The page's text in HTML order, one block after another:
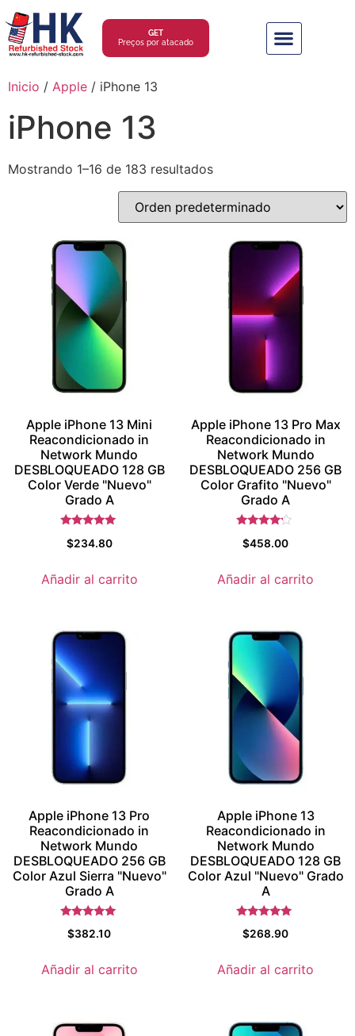
GET
Preços por atacado
Inicio / Apple / iPhone 13
iPhone 13
Mostrando 1–16 de 183 resultados
Apple iPhone 13 Mini
Reacondicionado in
Network Mundo
DESBLOQUEADO 128 GB
Color Verde "Nuevo"
Grado A
5.5
$234.80
Añadir al carrito
Apple iPhone 13 Pro Max
Reacondicionado in
Network Mundo
DESBLOQUEADO 256 GB
Color Grafito "Nuevo"
Grado A
con
$458.00
Añadir al carrito
Apple iPhone 13 Pro
Reacondicionado in
Network Mundo
DESBLOQUEADO 256 GB
Color Azul Sierra "Nuevo"
Grado A
Valorado
con
$382.10
Añadir al carrito
Apple iPhone 13
Reacondicionado in
Network Mundo
DESBLOQUEADO 128 GB
Color Azul "Nuevo" Grado
A
Valorado con
5.5
$268.90
Añadir al carrito